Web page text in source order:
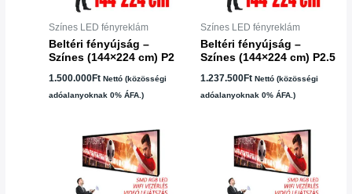
Színes LED fényreklám
Beltéri fényújság –
Színes (144×224 cm) P2
1.500.000Ft Nettó (közösségi
adóalanyoknak 0% ÁFA.)
Színes LED fényreklám
Beltéri fényújság –
Színes (144×224 cm) P2.5
1.237.500Ft Nettó (közösségi
adóalanyoknak 0% ÁFA.)